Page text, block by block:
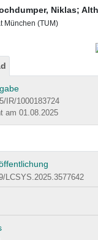
Niklas;
München (TUM)
IR/1000183724
am 01.08.2025
LCSYS.2025.3577642